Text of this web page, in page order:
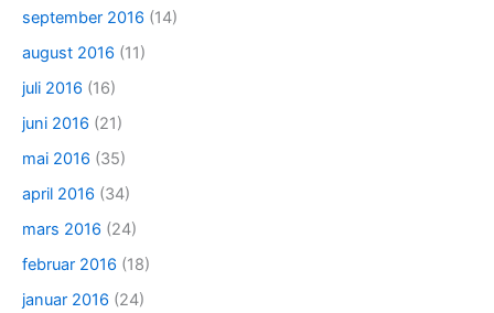
september 2016 (14)
august 2016 (11)
juli 2016 (16)
juni 2016 (21)
mai 2016 (35)
april 2016 (34)
mars 2016 (24)
februar 2016 (18)
januar 2016 (24)